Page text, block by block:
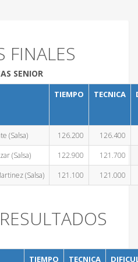
FINALES
SENIOR
TIEMPO TECNICA
(Salsa) 126.200
126.400
(Salsa) 122.900
121.700
(Salsa) 121.100 121.000
TIEMPO TECNICA